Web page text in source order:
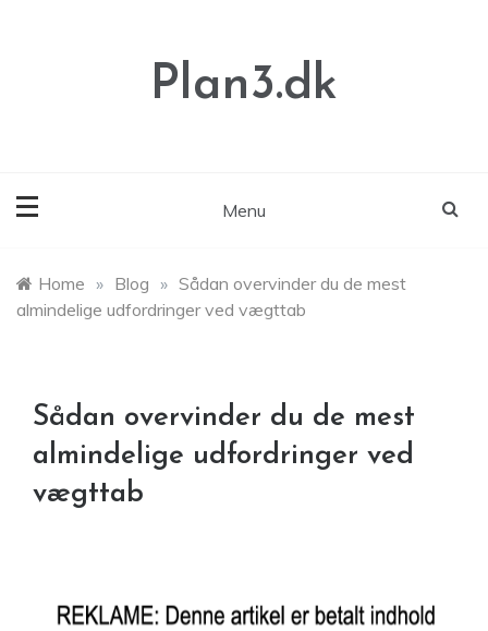
Plan3.dk
Menu
Home » Blog » Sådan overvinder du de mest
almindelige udfordringer ved vægttab
Sådan overvinder du de mest
almindelige udfordringer ved
vægttab